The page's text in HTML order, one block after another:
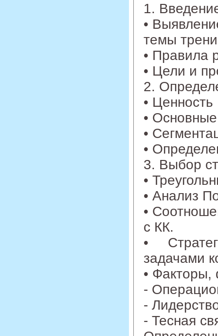
1.
•
темы
• Правила
• Цели и
2.
•
•
•
•
3. Выбор
•
• Анализ
•
с КК.
•
задачами
•
-
-
- Тесная